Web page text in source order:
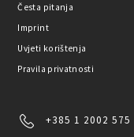
Česta pitanja
Imprint
Uvjeti korištenja
Pravila privatnosti
+385 1 2002 575